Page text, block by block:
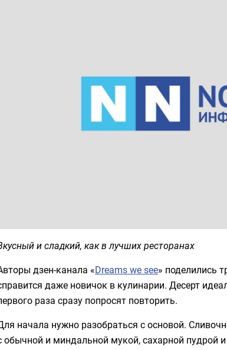
и сладкий, как в лучших ресторанах
дзен-канала «Dreams we see» поделились
даже новичок в кулинарии. Десерт
раза сразу попросят повторить.
начала нужно разобраться с основой.
обычной и миндальной мукой, сахарной